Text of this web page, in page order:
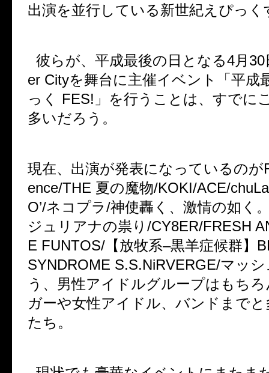
出演を並行している新世紀えぴっく
彼らが、平成最後の日となる4月 30
er Cityを舞台に主催イベント「平成
っく
FES! 」を行うことは、すでに
多いだろう。
現在、出演が発表になっているのが
ence/THE 夏の魔物/KOKI/ACE/
O’/ネコプラ/神使轟く、激情の如く
ジュリアナの祟り /CY8ER/FRESH
E FUNTOS/ 【放牧系–黒羊症候群】
SYNDROME S.S.NiRVERGE/マッ
う、男性アイドルグループはもち
ガーや女性アイドル、バンドまで
たち。